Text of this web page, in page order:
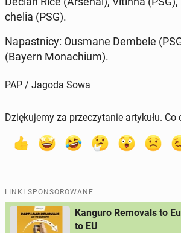
che­lia (PSG).
Na­past­ni­cy: Ousmane Dembele
(Bayern Mo­na­chium).
PAP / Jagoda Sowa
Dziękujemy za przeczytanie artykułu.
LINKI SPONSOROWANE
Kanguro Removals to
to EU